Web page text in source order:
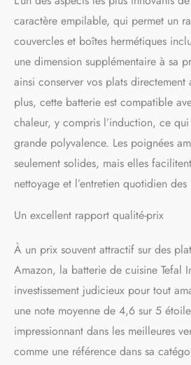
une base
diffusion
des repas
caractère empilable, qui permet un
couvercles et boîtes hermétiques
une dimension supplémentaire à sa
ainsi conserver vos plats
plus, cette batterie est compatible
chaleur, y compris l’induction, ce
grande polyvalence. Les poignées
seulement solides, mais elles
nettoyage et l’entretien quotidien des
Un excellent rapport qualité-prix
À un prix souvent attractif sur des
Amazon, la batterie de cuisine Tefal
investissement judicieux pour tout
une note moyenne de 4,6 sur 5
impressionnant dans les meilleures
comme une référence dans sa